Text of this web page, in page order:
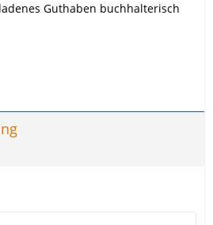
Guthaben buchhalterisch